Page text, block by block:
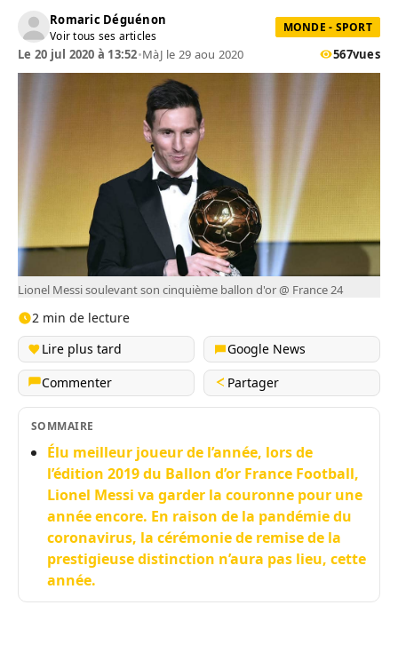
Romaric Déguénon
Voir tous ses articles
MONDE - SPORT
Le 20 jul 2020 à 13:52•MàJ le 29 aou 2020 567vues
Lionel Messi soulevant son cinquième ballon d'or @ France 24
2 min de lecture
Lire plus tard
Google News
Commenter
Partager
SOMMAIRE
Élu meilleur joueur de l’année, lors de
l’édition 2019 du Ballon d’or France Football,
Lionel Messi va garder la couronne pour une
année encore. En raison de la pandémie du
coronavirus, la cérémonie de remise de la
prestigieuse distinction n’aura pas lieu, cette
année.